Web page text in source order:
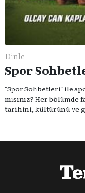
Dinle
Spor
"Spor Sohbetleri" ile
mısınız? Her
tarihini, kültürünü ve
olmadığına inananlardansanız "Spor